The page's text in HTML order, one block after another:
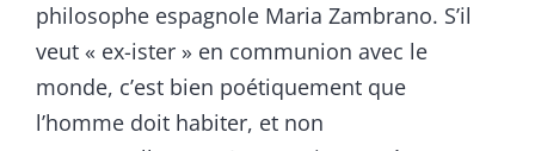
philosophe espagnole Maria Zambrano. S’il
veut « ex-ister » en communion avec le
monde, c’est bien poétiquement que
l’homme doit habiter, et non